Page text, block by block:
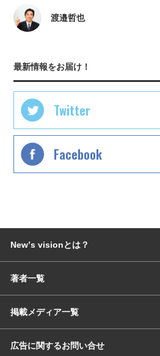
渡邉哲也
最新情報をお届け！
Twitter
Facebook
Newʼs visionとは？
著者一覧
掲載メディア一覧
広告に関するお問い合せ